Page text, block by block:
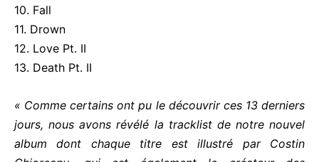
10. Fall
11. Drown
12. Love Pt. II
13. Death Pt. II
« Comme certains ont pu le découvrir ces 13 derniers
jours, nous avons révélé la tracklist de notre nouvel
album dont chaque titre est illustré par Costin